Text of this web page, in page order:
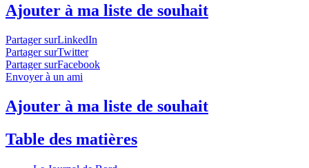
Ajouter à ma liste de souhait
Partager surLinkedIn
Partager surTwitter
Partager surFacebook
Envoyer à un ami
Ajouter à ma liste de souhait
Table des matières